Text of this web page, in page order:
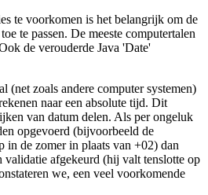
te voorkomen is het belangrijk om de
te passen. De meeste computertalen
de verouderde Java 'Date'
(net zoals andere computer systemen)
naar een absolute tijd. Dit
van datum delen. Als per ongeluk
opgevoerd (bijvoorbeeld de
de zomer in plaats van +02) dan
validatie afgekeurd (hij valt tenslotte op
we, een veel voorkomende